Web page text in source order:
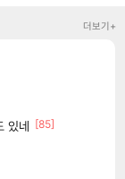
더보기+
있네 [85]